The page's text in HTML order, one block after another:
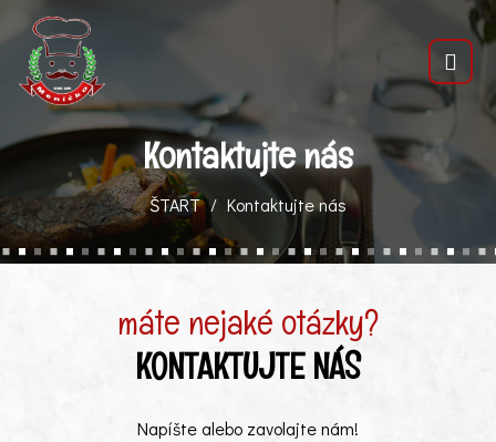
Kontaktujte nás
ŠTART Kontaktujte nás
máte nejaké otázky?
KONTAKTUJTE NÁS
Napíšte alebo zavolajte nám!